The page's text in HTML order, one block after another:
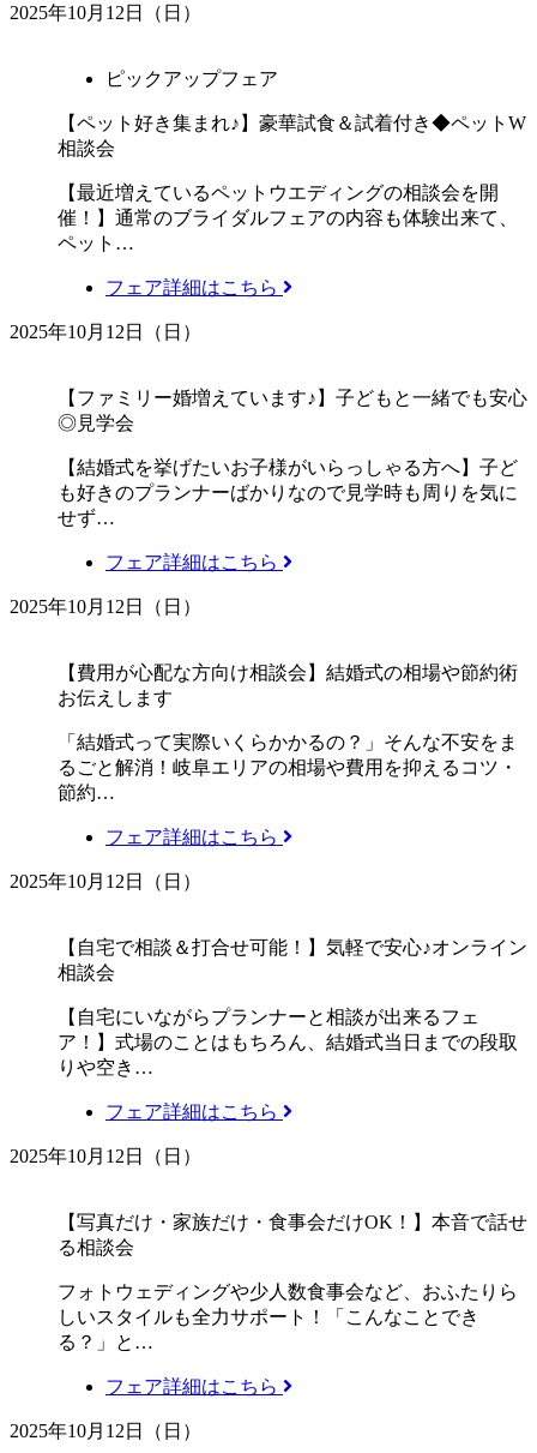
2025年10月12日（日）
ピックアップフェア
【ペット好き集まれ♪】豪華試食＆試着付き◆ペットW
相談会
【最近増えているペットウエディングの相談会を開
催！】通常のブライダルフェアの内容も体験出来て、
ペット…
フェア詳細はこちら
2025年10月12日（日）
【ファミリー婚増えています♪】子どもと一緒でも安心
◎見学会
【結婚式を挙げたいお子様がいらっしゃる方へ】子ど
も好きのプランナーばかりなので見学時も周りを気に
せず…
フェア詳細はこちら
2025年10月12日（日）
【費用が心配な方向け相談会】結婚式の相場や節約術
お伝えします
「結婚式って実際いくらかかるの？」そんな不安をま
るごと解消！岐阜エリアの相場や費用を抑えるコツ・
節約…
フェア詳細はこちら
2025年10月12日（日）
【自宅で相談＆打合せ可能！】気軽で安心♪オンライン
相談会
【自宅にいながらプランナーと相談が出来るフェ
ア！】式場のことはもちろん、結婚式当日までの段取
りや空き…
フェア詳細はこちら
2025年10月12日（日）
【写真だけ・家族だけ・食事会だけOK！】本音で話せ
る相談会
フォトウェディングや少人数食事会など、おふたりら
しいスタイルも全力サポート！「こんなことでき
る？」と…
フェア詳細はこちら
2025年10月12日（日）